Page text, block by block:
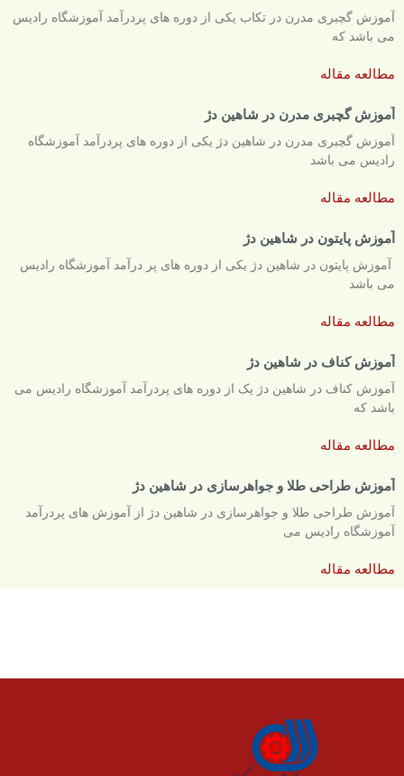
آموزش گچبری مدرن در تکاب یکی از دوره های پردرآمد آموزشگاه رادیس
می باشد که
مطالعه مقاله
آموزش گچبری مدرن در شاهین دژ
آموزش گچبری مدرن در شاهین دژ یکی از دوره های پردرآمد آموزشگاه
رادیس می باشد
مطالعه مقاله
آموزش پایتون در شاهین دژ
آموزش پایتون در شاهین دژ یکی از دوره های پر درآمد آموزشگاه رادیس
می باشد
مطالعه مقاله
آموزش کناف در شاهین دژ
آموزش کناف در شاهین دژ یک از دوره های پردرآمد آموزشگاه رادیس می
باشد که
مطالعه مقاله
آموزش طراحی طلا و جواهرسازی در شاهین دژ
آموزش طراحی طلا و جواهرسازی در شاهین دژ از آموزش های پردرآمد
آموزشگاه رادیس می
مطالعه مقاله